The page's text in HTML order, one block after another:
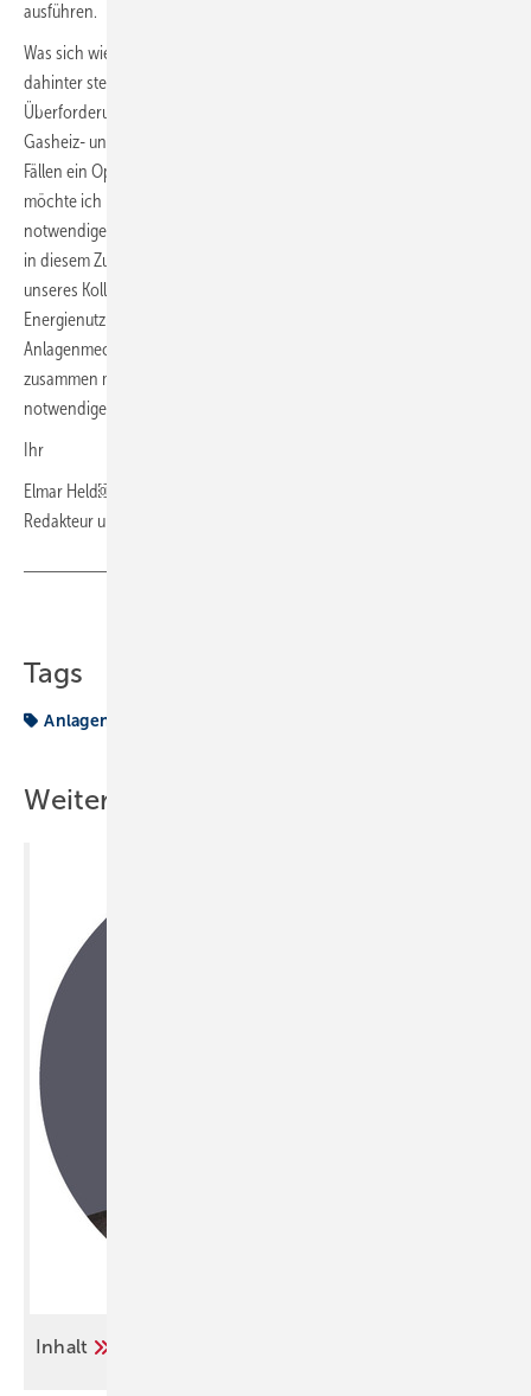
ausführen.
Was sich wie ein dickes Lob für unsere fachliche Kompetenz und den
dahinter stehenden Fleiß anhört, kann sich aber sehr schnell als
Überforderung herausstellen. Von den 13 Millionen Anlagen als
Gasheiz- und Gasbrennwertanlagen werden wir wohl nicht in allen
Fällen ein Optimum in naher Zukunft herauskitzeln können. Damit
möchte ich nicht Bedenkenträger für die Aufforderung, sinnvolle,
notwendige Effizienzsteigerungen ausführen zu lassen, sein. Lesen Sie
in diesem Zusammenhang ab Seite 16 die interessanten Ansichten
unseres Kollegen Jürgen Wendnagel, der als Profi in Fragen zur
Energienutzung fundierte Stellung bezieht, auch meine Meinung: „Wir
Anlagenmechaniker tragen unseren Teil dazu bei, werden aber nur
zusammen mit allen anderen mündigen Bürgern eine kurzfristig
notwendige Reduzierung des Gasverbrauchs hinbekommen.“
Ihr
Elmar Held￼
Redakteur und Dipl.-Ing. für Versorgungstechnik
Tags
Anlagenmechaniker
Weitere Inhalte
Inhalt